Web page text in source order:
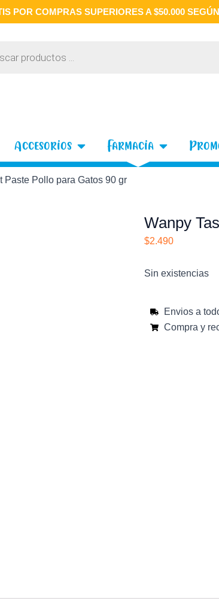
POR COMPRAS SUPERIORES A $50.000 SEGÚN
Gatos
Accesorios Open Accesorios
Farmacia Open
Paste Pollo para Gatos 90 gr
Wanpy
$2.490
Sin existencias
Envios a
Compra y